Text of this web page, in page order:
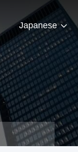
Japanese